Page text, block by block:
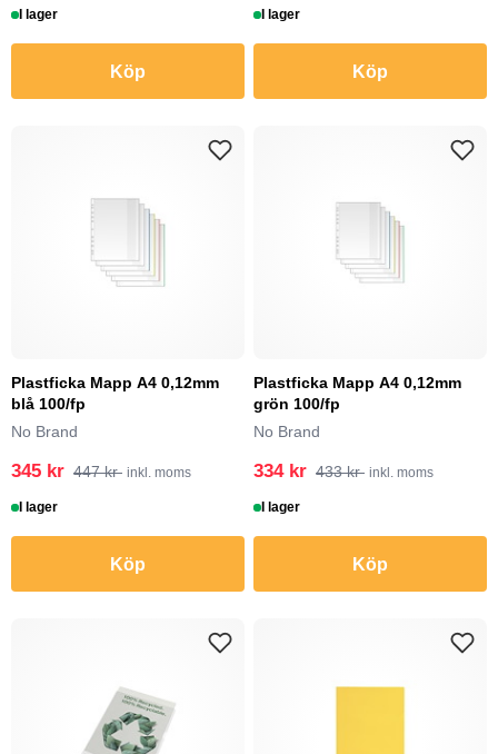
I lager
Köp
I lager
Köp
Plastficka Mapp A4 0,12mm
blå 100/fp
No Brand
345 kr 447 kr inkl. moms
I lager
Köp
Plastficka Mapp A4 0,12mm
grön 100/fp
No Brand
334 kr 433 kr inkl. moms
I lager
Köp